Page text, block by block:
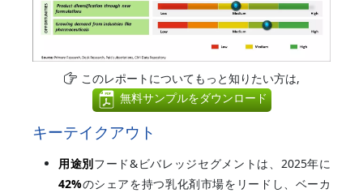
このレポートについてもっと知りたい方は,
無料サンプルをダウンロード
キーテイクアウト
用途別フード&ビバレッジセグメントは、2025年に
42%のシェアを持つ乳化剤市場をリードし、ベーカ